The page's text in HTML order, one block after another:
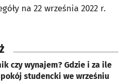
na 22 września 2022 r.
czy wynajem? Gdzie i za ile
studencki we wrześniu